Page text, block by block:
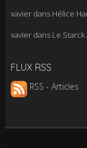
xavierdans Hélice
xavierdans Le Starck
FLUX RSS
RSS - Articles